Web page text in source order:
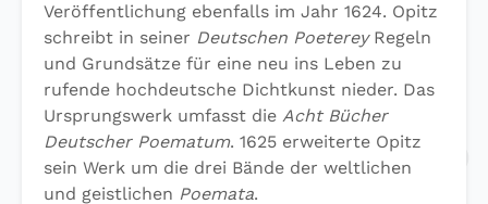
Veröffentlichung ebenfalls im Jahr 1624. Opitz
schreibt in seiner Deutschen PoetereyRegeln
und Grundsätze für eine neu ins Leben zu
rufende hochdeutsche Dichtkunst nieder. Das
Ursprungswerk umfasst die Acht Bücher
Deutscher Poematum. 1625 erweiterte Opitz
sein Werk um die drei Bände der weltlichen
und geistlichen Poemata.